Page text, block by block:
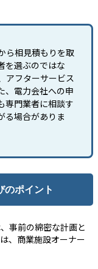
ら相見積もりを取
を選ぶのではな
アフターサービス
、電力会社への申
専門業者に相談す
る場合がありま
のポイント
事前の綿密な計画と
、商業施設オーナー